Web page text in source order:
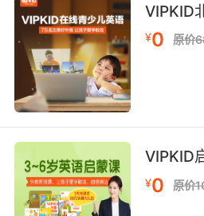
VIPKID
¥0 原价
VIPKID
¥0 原价